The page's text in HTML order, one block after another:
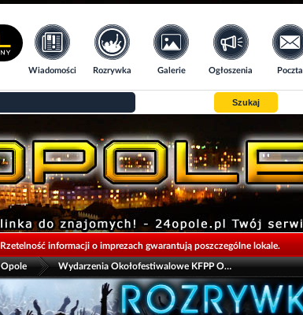
Wiadomości Rozrywka Galerie Ogłoszenia Poczta
Szukaj
Rzetelność informacji o imprezach gwarantują poszczególne lokale.
Opole
>
Wydarzenia Okołofestiwalowe KFPP Opole 2026